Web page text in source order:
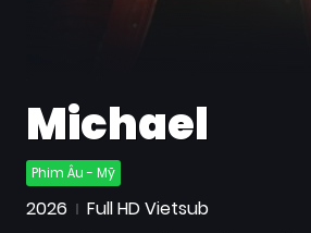
Michael
Phim Âu - Mỹ
2026 Full HD Vietsub